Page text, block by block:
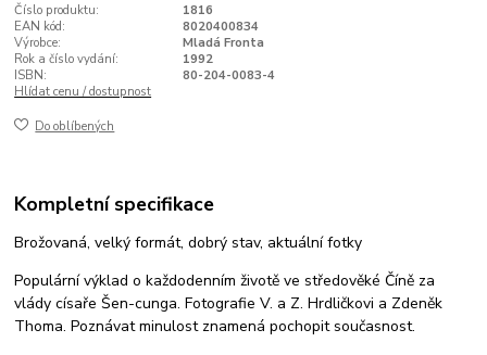
Číslo produktu:
1816
EAN kód:
8020400834
Výrobce:
Mladá Fronta
Rok a číslo vydání:
1992
ISBN:
80-204-0083-4
Hlídat cenu / dostupnost
Do oblíbených
Kompletní specifikace
Brožovaná, velký formát, dobrý stav, aktuální fotky
Populární výklad o každodenním životě ve středověké Číně za
vlády císaře Šen-cunga. Fotografie V. a Z. Hrdličkovi a Zdeněk
Thoma. Poznávat minulost znamená pochopit současnost.